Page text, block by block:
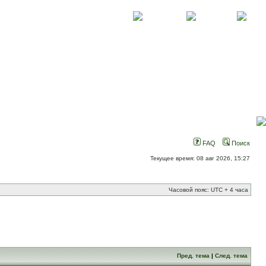
FAQ Поиск
Текущее время: 08 авг 2026, 15:27
Часовой пояс: UTC + 4 часа
Пред. тема | След. тема